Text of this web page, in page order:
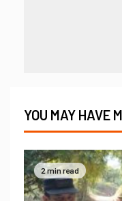
YOU MAY HAVE
2 min read